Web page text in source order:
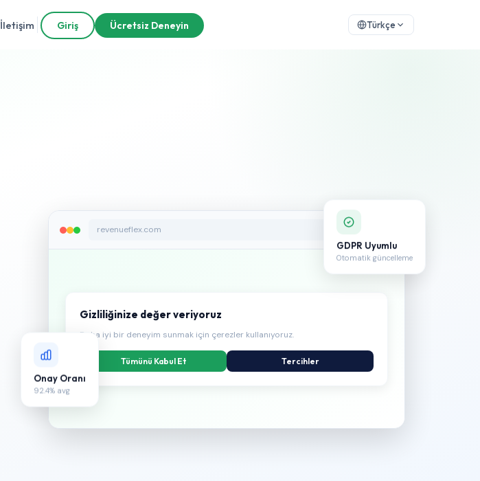
İletişim Giriş Ücretsiz Deneyin Türkçe
revenueflex.com
Gizliliğinize değer veriyoruz
Daha iyi bir deneyim sunmak için çerezler kullanıyoruz.
Tümünü Kabul Et Tercihler
GDPR Uyumlu
Otomatik güncelleme
Onay Oranı
92.4% avg